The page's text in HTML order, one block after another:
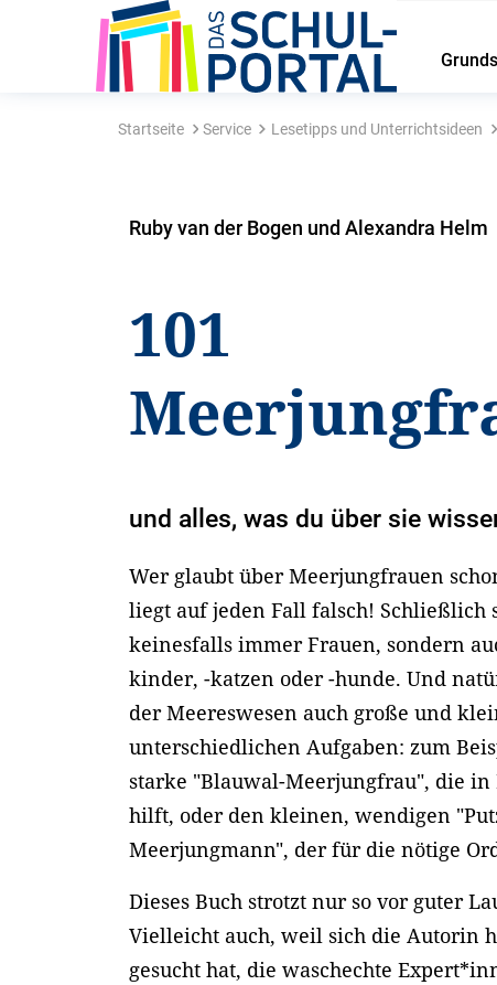
Startseite Service Lesetipps und Unterrichtsideen
Ruby van der Bogen und Alexandra Helm
101
und alles, was du über sie
Wer glaubt über Meerjungfrauen
liegt auf jeden Fall falsch! Schließlich
keinesfalls immer Frauen, sondern
kinder, -katzen oder -hunde. Und
der Meereswesen auch große und
unterschiedlichen Aufgaben: zum
starke "Blauwal-Meerjungfrau", die in
hilft, oder den kleinen, wendigen
Meerjungmann", der für die nötige
Dieses Buch strotzt nur so vor guter
Vielleicht auch, weil sich die Autorin
gesucht hat, die waschechte